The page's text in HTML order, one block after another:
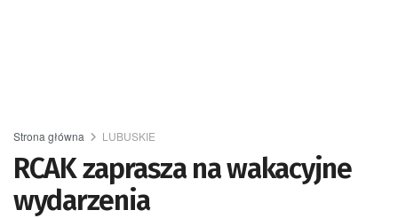
Strona główna LUBUSKIE
RCAK zaprasza na wakacyjne
wydarzenia